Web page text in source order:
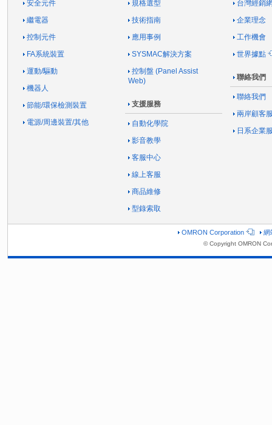
安全元件
繼電器
控制元件
FA系統裝置
運動/驅動
機器人
節能/環保檢測裝置
電源/周邊裝置/其他
規格選型
技術指南
應用事例
SYSMAC解決方案
控制盤 (Panel Assist
Web)
支援服務
自動化學院
影音教學
客服中心
線上客服
商品維修
型錄索取
台灣經銷
企業理念
工作機會
世界據點
聯絡我們
聯絡我們
兩岸顧客
日系企業
OMRON Corporation 網
© Copyright OMRON